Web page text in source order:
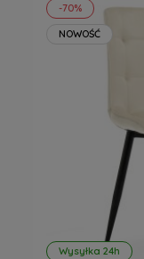
Wysyłka 24h
-70%
NOWOŚĆ